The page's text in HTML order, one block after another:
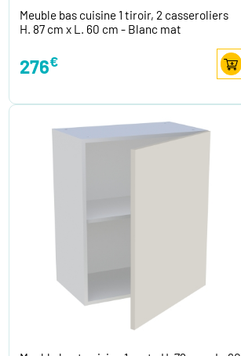
Meuble bas cuisine 1 tiroir, 2 casseroliers
H. 87 cm x L. 60 cm - Blanc mat
276€